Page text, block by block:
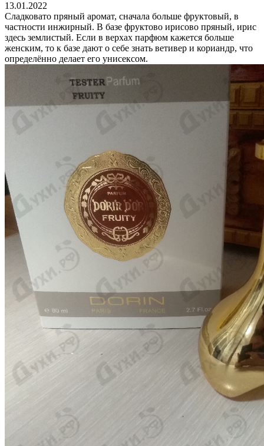
13.01.2022
Сладковато пряный аромат, сначала больше фруктовый, в
частности инжирный. В базе фруктово ирисово пряный, ирис
здесь землистый. Если в верхах парфюм кажется больше
женским, то к базе дают о себе знать ветивер и кориандр, что
определённо делает его унисексом.